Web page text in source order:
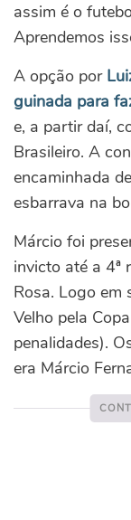
assim é o
Aprendemos
A opção por
guinada para
e, a partir daí,
Brasileiro. A
encaminhada
esbarrava na
Márcio foi
invicto até a 4ª
Rosa. Logo em
Velho pela
penalidades).
era Márcio